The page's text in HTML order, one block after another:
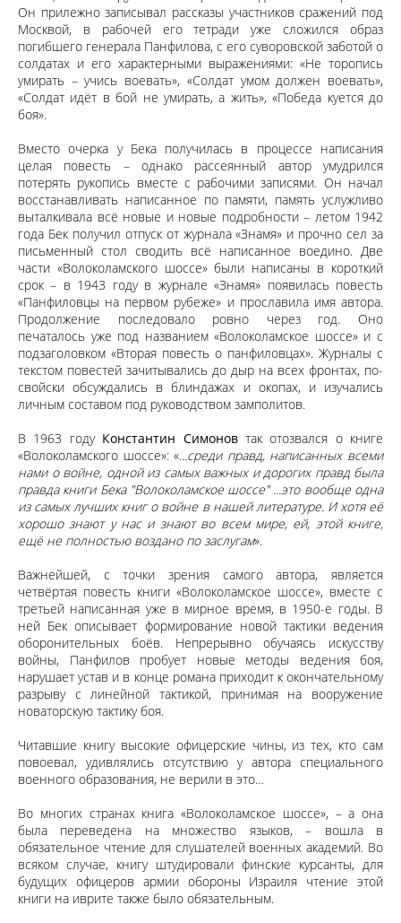
Он прилежно записывал рассказы участников сражений под
Москвой, в рабочей его тетради уже сложился образ
погибшего генерала Панфилова, с его суворовской заботой о
солдатах и его характерными выражениями: «Не торопись
умирать – учись воевать», «Солдат умом должен воевать»,
«Солдат идёт в бой не умирать, а жить», «Победа куется до
боя».
Вместо очерка у Бека получилась в процессе написания
целая повесть – однако рассеянный автор умудрился
потерять рукопись вместе с рабочими записями. Он начал
восстанавливать написанное по памяти, память услужливо
выталкивала всё новые и новые подробности – летом 1942
года Бек получил отпуск от журнала «Знамя» и прочно сел за
письменный стол сводить всё написанное воедино. Две
части «Волоколамского шоссе» были написаны в короткий
срок – в 1943 году в журнале «Знамя» появилась повесть
«Панфиловцы на первом рубеже» и прославила имя автора.
Продолжение последовало ровно через год. Оно
печаталось уже под названием «Волоколамское шоссе» и с
подзаголовком «Вторая повесть о панфиловцах». Журналы с
текстом повестей зачитывались до дыр на всех фронтах, по-
свойски обсуждались в блиндажах и окопах, и изучались
личным составом под руководством замполитов.
В 1963 году Константин Симоновтак отозвался о книге
«Волоколамского шоссе»: «...среди правд, написанных всеми
нами о войне, одной из самых важных и дорогих правд была
правда книги Бека "Волоколамское шоссе" ...это вообще одна
из самых лучших книг о войне в нашей литературе. И хотя её
хорошо знают у нас и знают во всем мире, ей, этой книге,
ещё не полностью воздано по заслугам».
Важнейшей, с точки зрения самого автора, является
четвёртая повесть книги «Волоколамское шоссе», вместе с
третьей написанная уже в мирное время, в 1950-е годы. В
ней Бек описывает формирование новой тактики ведения
оборонительных боёв. Непрерывно обучаясь искусству
войны, Панфилов пробует новые методы ведения боя,
нарушает устав и в конце романа приходит к окончательному
разрыву с линейной тактикой, принимая на вооружение
новаторскую тактику боя.
Читавшие книгу высокие офицерские чины, из тех, кто сам
повоевал, удивлялись отсутствию у автора специального
военного образования, не верили в это…
Во многих странах книга «Волоколамское шоссе», – а она
была переведена на множество языков, – вошла в
обязательное чтение для слушателей военных академий. Во
всяком случае, книгу штудировали финские курсанты, для
будущих офицеров армии обороны Израиля чтение этой
книги на иврите также было обязательным.